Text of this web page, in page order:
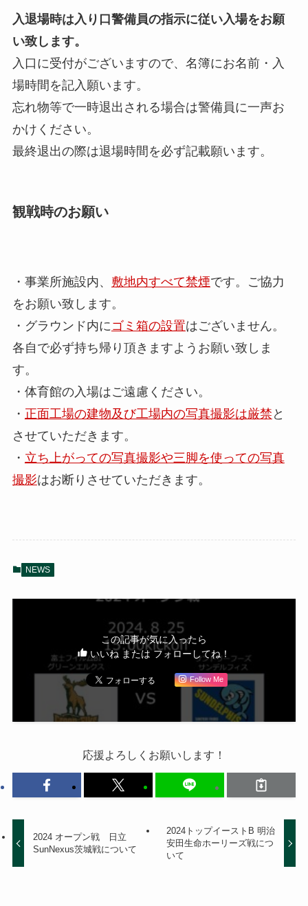
入退場時は入り口警備員の指示に従い入場をお願
い致します。
入口に受付がございますので、名簿にお名前・入
場時間を記入願います。
忘れ物等で一時退出される場合は警備員に一声お
かけください。
最終退出の際は退場時間を必ず記載願います。
観戦時のお願い
・事業所施設内、 敷地内すべて禁煙です。ご協力
をお願い致します。
・グラウンド内に ゴミ箱の設置はございません。
各自で必ず持ち帰り頂きますようお願い致しま
す。
・体育館の入場はご遠慮ください。
・ 正面工場の建物及び工場内の写真撮影は厳禁 と
させていただきます。
・ 立ち上がっての写真撮影や三脚を使っての写真
撮影はお断りさせていただきます。
NEWS
この記事が気に入ったら
いいね または フォローしてね！
Follow Me
応援よろしくお願いします！
2024 オープン戦 日立
SunNexus茨城戦について
2024トップイーストB 明治
安田生命ホーリーズ戦につ
いて